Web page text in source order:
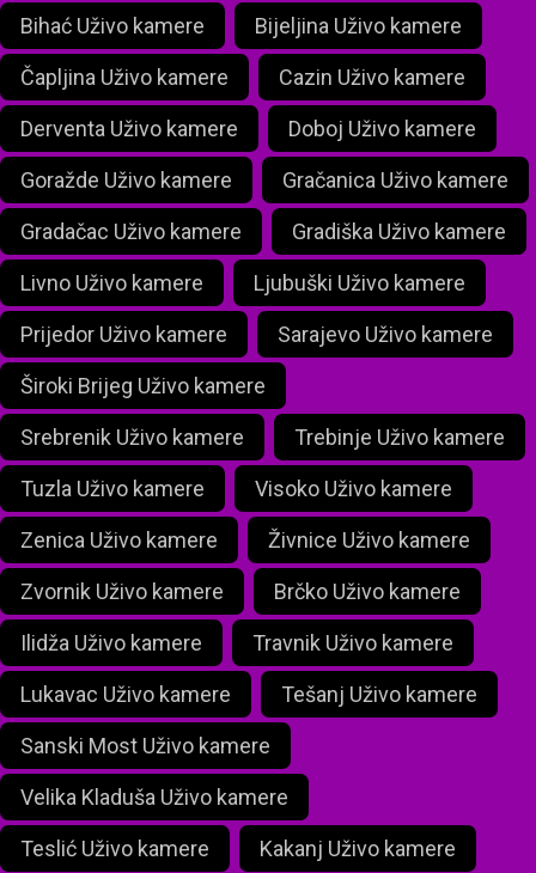
Bihać Uživo kamere Bijeljina Uživo kamere
Čapljina Uživo kamere Cazin Uživo kamere
Derventa Uživo kamere Doboj Uživo kamere
Goražde Uživo kamere Gračanica Uživo kamere
Gradačac Uživo kamere Gradiška Uživo kamere
Livno Uživo kamere Ljubuški Uživo kamere
Prijedor Uživo kamere Sarajevo Uživo kamere
Široki Brijeg Uživo kamere
Srebrenik Uživo kamere Trebinje Uživo kamere
Tuzla Uživo kamere Visoko Uživo kamere
Zenica Uživo kamere Živnice Uživo kamere
Zvornik Uživo kamere Brčko Uživo kamere
Ilidža Uživo kamere Travnik Uživo kamere
Lukavac Uživo kamere Tešanj Uživo kamere
Sanski Most Uživo kamere
Velika Kladuša Uživo kamere
Teslić Uživo kamere Kakanj Uživo kamere